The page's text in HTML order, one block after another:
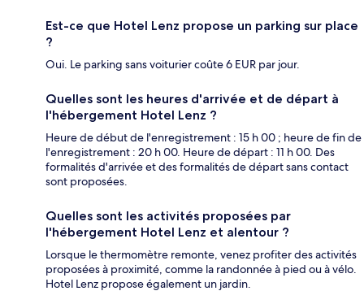
Est-ce que Hotel Lenz propose un parking sur place
?
Oui. Le parking sans voiturier coûte 6 EUR par jour.
Quelles sont les heures d'arrivée et de départ à
l'hébergement Hotel Lenz ?
Heure de début de l'enregistrement : 15 h 00 ; heure de fin de
l'enregistrement : 20 h 00. Heure de départ : 11 h 00. Des
formalités d'arrivée et des formalités de départ sans contact
sont proposées.
Quelles sont les activités proposées par
l'hébergement Hotel Lenz et alentour ?
Lorsque le thermomètre remonte, venez profiter des activités
proposées à proximité, comme la randonnée à pied ou à vélo.
Hotel Lenz propose également un jardin.